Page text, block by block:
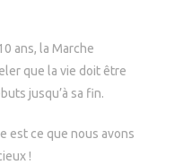
ans, la Marche
que la vie doit être
jusqu’à sa fin.
est ce que nous avons
!